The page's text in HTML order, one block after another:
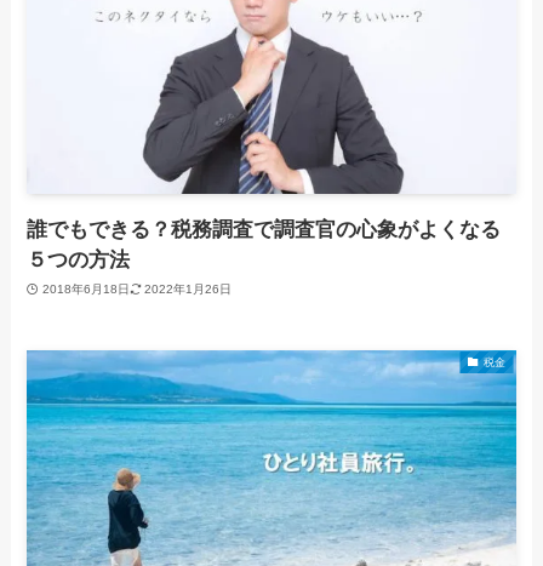
誰でもできる？税務調査で調査官の心象がよくなる
５つの方法
2018年6月18日 2022年1月26日
税金